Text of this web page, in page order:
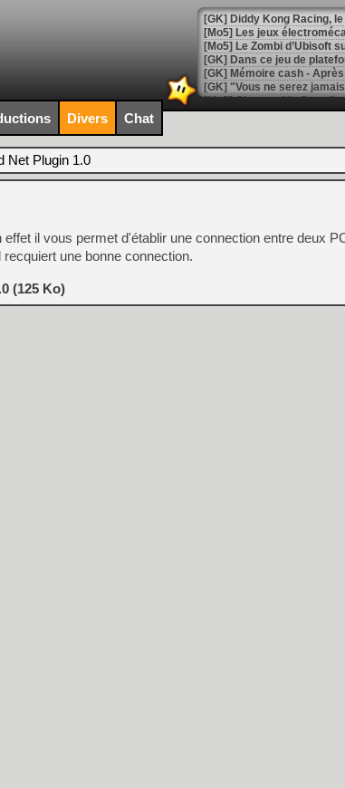
[GK] Diddy Kong Racing,
[Mo5] Les jeux
[Mo5] Le Zombi d’Ubisoft
[GK] Dans ce jeu de
[GK] Mémoire cash -
[GK] "Vous ne serez
[Mo5] Changeable
[GK] Des bugs de Super
[LS] [Switch] NSP Auto
[GK] La saga horrifique
[GK] Le portage de Super
[Mo5] Le jeu de course
[GK] Guillermo del Toro
[GK] Mistfall Hunter : déjà
[GK] Wo Long 2 évolue
[GK] Crossfire : un TPS à
[LS] [PS5] Premiers
[Mo5] DOOM arrive en
[GK] Bethesda fête les 30
[GK] Roblox : l'action en
[GK] Agenda - GeForce
[LS] [PS5] ps5-y2jb-
[GK] Pourquoi Marvel
[GK] Test : Restory : Chill
[GK] GTA 6 : Rockstar
[GK] Un mod transforme
Divers Chat
Net Plugin 1.0
il vous permet d'établir une connection entre deux
une bonne connection.
(125 Ko)